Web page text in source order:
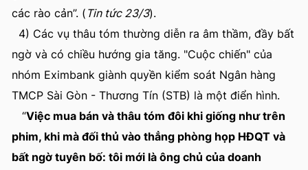
các rào cản”. ( Tin tức 23/3).
4) Các vụ thâu tóm thường diễn ra âm thầm, đầy bất
ngờ và có chiều hướng gia tăng. "Cuộc chiến" của
nhóm Eximbank giành quyền kiểm soát Ngân hàng
TMCP Sài Gòn - Thương Tín (STB) là một điển hình.
“Việc mua bán và thâu tóm đôi khi giống như trên
phim, khi mà đối thủ vào thẳng phòng họp HĐQT và
bất ngờ tuyên bố: tôi mới là ông chủ của doanh